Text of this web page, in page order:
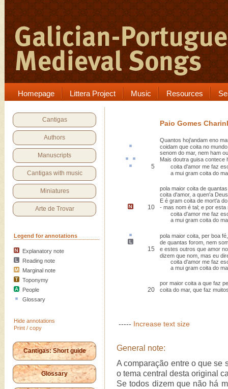
Homepage Littera Project Music Resources
Cantigas
Authors
Manuscripts
Cantigas with music
Miniatures
Arte de Trovar
Legend for annotations
Explanatory note
Reading note
Marginal note
Toponymy
People
Glossary
Hide annotations
Print / copy
Cantigas: Short guide
Glossary
Paio Gomes
Quantos hoj'andam eno
coidam que coita no
senom do mar, nem ham
Mais doutra guisa contece
5 coita d'amor me faz
a mui gram coita do
pola maior coita de
coita d'amor, a quen'a
E é gram coita de mort'a
10 - mas nom é tal; e por esta
coita d'amor me faz
a mui gram coita do
pola maior coita, per boa fé
de quantas forom, nem
15
e estes outros que amor
dizem que nom, mas eu
coita d'amor me faz
a mui gram coita do
por maior coita a que faz
20 coita do mar, que faz
----- Increase text size
General note:
A comparação entre o que se
o tema central desta original
Se todos dizem que não há